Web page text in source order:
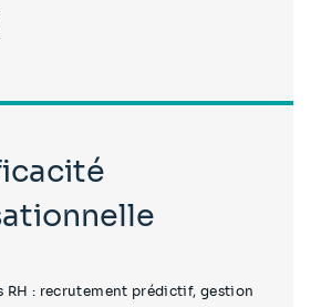
RH : recrutement prédictif, gestion